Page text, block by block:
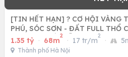
[TIN HẾT HẠN] ? CƠ HỘI VÀNG
PHÚ, SÓC SƠN - ĐẤT FULL THỔ
GIÁ SIÊU HẤP DẪN
1.35 tỷ · 68m
2
· 17 tr/m
2
·
Thành phố Hà Nội